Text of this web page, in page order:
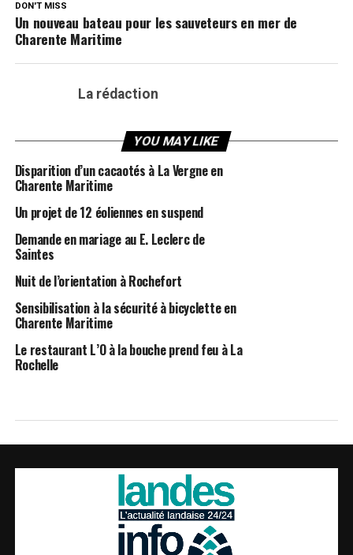
DON'T MISS
Un nouveau bateau pour les sauveteurs en mer de
Charente Maritime
La rédaction
YOU MAY LIKE
Disparition d’un cacaotés à La Vergne en
Charente Maritime
Un projet de 12 éoliennes en suspend
Demande en mariage au E. Leclerc de
Saintes
Nuit de l’orientation à Rochefort
Sensibilisation à la sécurité à bicyclette en
Charente Maritime
Le restaurant L’O à la bouche prend feu à La
Rochelle